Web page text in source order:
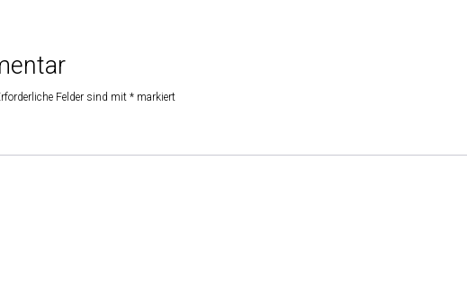
Felder sind mit * markiert